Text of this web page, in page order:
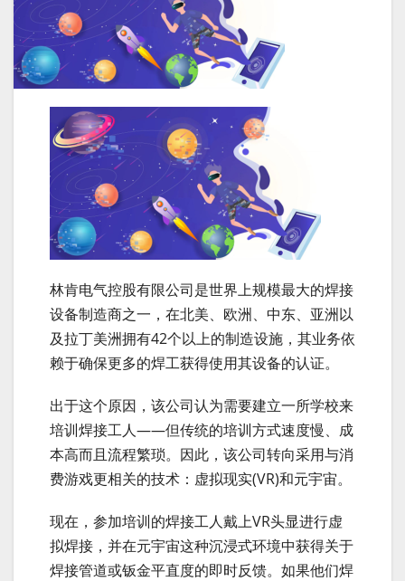
林肯电气控股有限公司是世界上规模最大的焊接
设备制造商之一，在北美、欧洲、中东、亚洲以
及拉丁美洲拥有42个以上的制造设施，其业务依
赖于确保更多的焊工获得使用其设备的认证。
出于这个原因，该公司认为需要建立一所学校来
培训焊接工人——但传统的培训方式速度慢、成
本高而且流程繁琐。因此，该公司转向采用与消
费游戏更相关的技术：虚拟现实(VR)和元宇宙。
现在，参加培训的焊接工人戴上VR头显进行虚
拟焊接，并在元宇宙这种沉浸式环境中获得关于
焊接管道或钣金平直度的即时反馈。如果他们焊